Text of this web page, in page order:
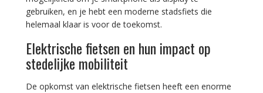
gebruiken, en je hebt een moderne stadsfiets die
helemaal klaar is voor de toekomst.
Elektrische fietsen en hun impact op
stedelijke mobiliteit
De opkomst van elektrische fietsen heeft een enorme